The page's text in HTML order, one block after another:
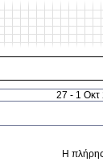
27 - 1 Οκτ
Η πλήρης